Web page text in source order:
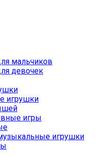
мальчиков
девочек
игрушки
игры
игрушки